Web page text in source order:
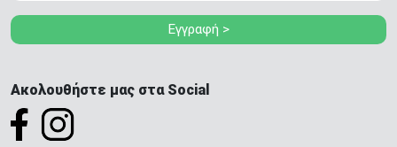
Εγγραφή >
Ακολουθήστε μας στα Social